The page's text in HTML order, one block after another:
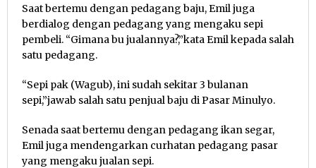
Saat bertemu dengan pedagang baju, Emil juga
berdialog dengan pedagang yang mengaku sepi
pembeli. “Gimana bu jualannya?,”kata Emil kepada salah
satu pedagang.
“Sepi pak (Wagub), ini sudah sekitar 3 bulanan
sepi,”jawab salah satu penjual baju di Pasar Minulyo.
Senada saat bertemu dengan pedagang ikan segar,
Emil juga mendengarkan curhatan pedagang pasar
yang mengaku jualan sepi.